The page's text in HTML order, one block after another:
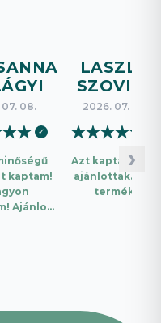
08.
★★ ✓
kaptam!
Ajánlom
LASZLO
SZOVICS
2026. 07. 08.
★★★★★
Azt kaptam amit
ajánlottak. Jó a
termék.
›